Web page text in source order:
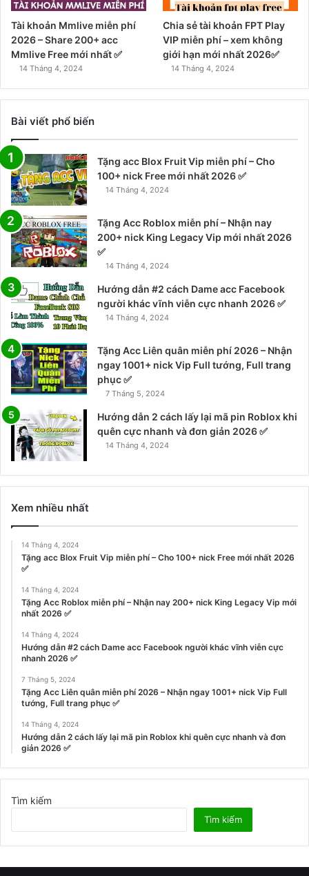
Tài khoản Mmlive miễn phí
2026 – Share 200+ acc
Mmlive Free mới nhất ✅
14 Tháng 4, 2024
Chia sẻ tài khoản FPT Play
VIP miễn phí – xem không
giới hạn mới nhất 2026✅
14 Tháng 4, 2024
Bài viết phổ biến
Tặng acc Blox Fruit Vip miễn phí – Cho
100+ nick Free mới nhất 2026 ✅
14 Tháng 4, 2024
Tặng Acc Roblox miễn phí – Nhận nay
200+ nick King Legacy Vip mới nhất 2026
✅
14 Tháng 4, 2024
Hướng dẫn #2 cách Dame acc Facebook
người khác vĩnh viễn cực nhanh 2026 ✅
14 Tháng 4, 2024
Tặng Acc Liên quân miễn phí 2026 – Nhận
ngay 1001+ nick Vip Full tướng, Full trang
phục ✅
7 Tháng 5, 2024
Hướng dẫn 2 cách lấy lại mã pin Roblox khi
quên cực nhanh và đơn giản 2026 ✅
14 Tháng 4, 2024
Xem nhiều nhất
14 Tháng 4, 2024
Tặng acc Blox Fruit Vip miễn phí – Cho 100+ nick Free mới nhất 2026
✅
14 Tháng 4, 2024
Tặng Acc Roblox miễn phí – Nhận nay 200+ nick King Legacy Vip mới
nhất 2026 ✅
14 Tháng 4, 2024
Hướng dẫn #2 cách Dame acc Facebook người khác vĩnh viễn cực
nhanh 2026 ✅
7 Tháng 5, 2024
Tặng Acc Liên quân miễn phí 2026 – Nhận ngay 1001+ nick Vip Full
tướng, Full trang phục ✅
14 Tháng 4, 2024
Hướng dẫn 2 cách lấy lại mã pin Roblox khi quên cực nhanh và đơn
giản 2026 ✅
Tìm kiếm
Tìm kiếm